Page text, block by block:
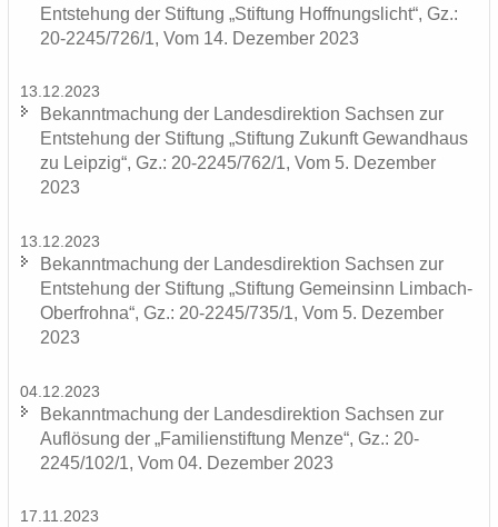
Ent­ste­hung der Stif­tung „Stif­tung Hoff­nungs­licht“, Gz.:
20-2245/726/1, Vom 14. De­zem­ber 2023
13.12.2023
Be­kannt­ma­chung der Lan­des­di­rek­ti­on Sach­sen zur
Ent­ste­hung der Stif­tung „Stif­tung Zu­kunft Ge­wand­haus
zu Leip­zig“, Gz.: 20-2245/762/1, Vom 5. De­zem­ber
2023
13.12.2023
Be­kannt­ma­chung der Lan­des­di­rek­ti­on Sach­sen zur
Ent­ste­hung der Stif­tung „Stif­tung Ge­mein­sinn Limbach-​
Oberfrohna“, Gz.: 20-2245/735/1, Vom 5. De­zem­ber
2023
04.12.2023
Be­kannt­ma­chung der Lan­des­di­rek­ti­on Sach­sen zur
Auf­lö­sung der „Fa­mi­li­en­stif­tung Menze“, Gz.: 20-
2245/102/1, Vom 04. De­zem­ber 2023
17.11.2023